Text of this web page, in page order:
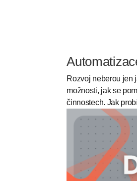
Rozvoj neberou jen
možnosti, jak se
činnostech. Jak